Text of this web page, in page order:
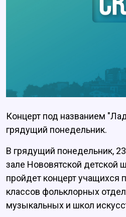
Концерт под названием
грядущий понедельник.
В грядущий понедельник,
зале Нововятской детской
пройдет концерт учащихся
классов фольклорных
музыкальных и школ